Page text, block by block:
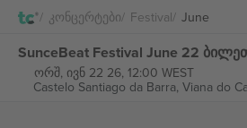
Კონცერტები Festival June
SunceBeat Festival June 22
ორშ, ივნ 22 26, 12:00 WEST
Castelo Santiago da Barra, Viana do